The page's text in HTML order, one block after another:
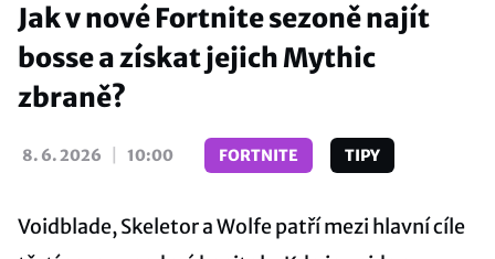
Jak v nové Fortnite sezoně najít
bosse a získat jejich Mythic
zbraně?
8. 6. 2026 10:00 FORTNITE TIPY
Voidblade, Skeletor a Wolfe patří mezi hlavní cíle